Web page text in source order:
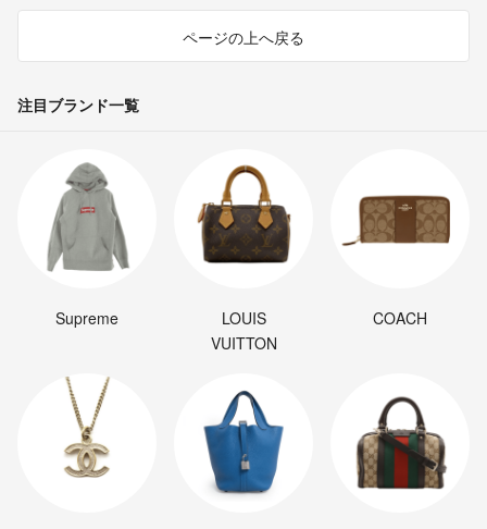
ページの上へ戻る
注目ブランド一覧
Supreme
LOUIS
VUITTON
COACH